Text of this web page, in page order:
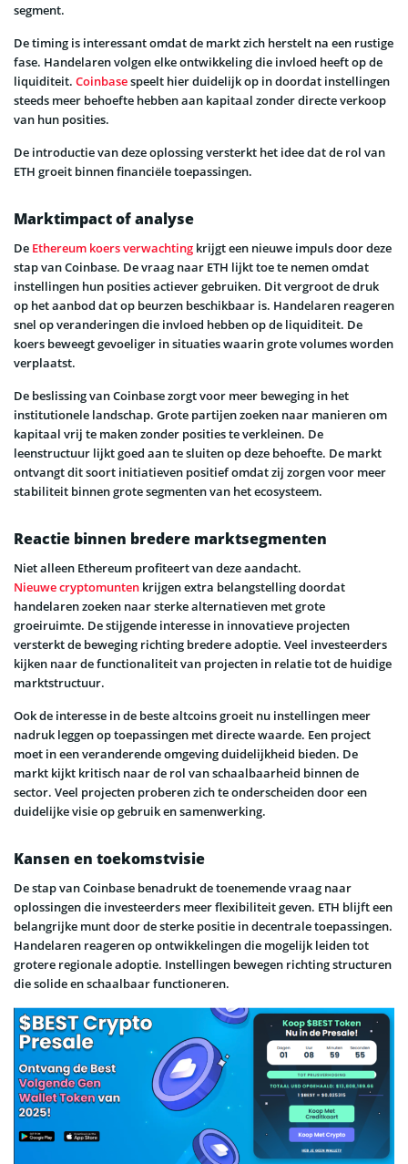
segment.
De timing is interessant omdat de markt zich herstelt na een rustige
fase. Handelaren volgen elke ontwikkeling die invloed heeft op de
liquiditeit. Coinbasespeelt hier duidelijk op in doordat instellingen
steeds meer behoefte hebben aan kapitaal zonder directe verkoop
van hun posities.
De introductie van deze oplossing versterkt het idee dat de rol van
ETH groeit binnen financiële toepassingen.
Marktimpact of analyse
De Ethereum koers verwachting krijgt een nieuwe impuls door deze
stap van Coinbase. De vraag naar ETH lijkt toe te nemen omdat
instellingen hun posities actiever gebruiken. Dit vergroot de druk
op het aanbod dat op beurzen beschikbaar is. Handelaren reageren
snel op veranderingen die invloed hebben op de liquiditeit. De
koers beweegt gevoeliger in situaties waarin grote volumes worden
verplaatst.
De beslissing van Coinbase zorgt voor meer beweging in het
institutionele landschap. Grote partijen zoeken naar manieren om
kapitaal vrij te maken zonder posities te verkleinen. De
leenstructuur lijkt goed aan te sluiten op deze behoefte. De markt
ontvangt dit soort initiatieven positief omdat zij zorgen voor meer
stabiliteit binnen grote segmenten van het ecosysteem.
Reactie binnen bredere marktsegmenten
Niet alleen Ethereum profiteert van deze aandacht.
Nieuwe cryptomunten krijgen extra belangstelling doordat
handelaren zoeken naar sterke alternatieven met grote
groeiruimte. De stijgende interesse in innovatieve projecten
versterkt de beweging richting bredere adoptie. Veel investeerders
kijken naar de functionaliteit van projecten in relatie tot de huidige
marktstructuur.
Ook de interesse in de beste altcoins groeit nu instellingen meer
nadruk leggen op toepassingen met directe waarde. Een project
moet in een veranderende omgeving duidelijkheid bieden. De
markt kijkt kritisch naar de rol van schaalbaarheid binnen de
sector. Veel projecten proberen zich te onderscheiden door een
duidelijke visie op gebruik en samenwerking.
Kansen en toekomstvisie
De stap van Coinbase benadrukt de toenemende vraag naar
oplossingen die investeerders meer flexibiliteit geven. ETH blijft een
belangrijke munt door de sterke positie in decentrale toepassingen.
Handelaren reageren op ontwikkelingen die mogelijk leiden tot
grotere regionale adoptie. Instellingen bewegen richting structuren
die solide en schaalbaar functioneren.